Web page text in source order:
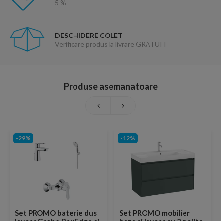
5 %
DESCHIDERE COLET
Verificare produs la livrare GRATUIT
Produse asemanatoare
-29%
Set PROMO baterie dus
-12%
Set PROMO mobilier